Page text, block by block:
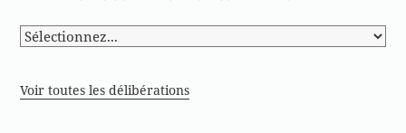
Voir toutes les délibérations